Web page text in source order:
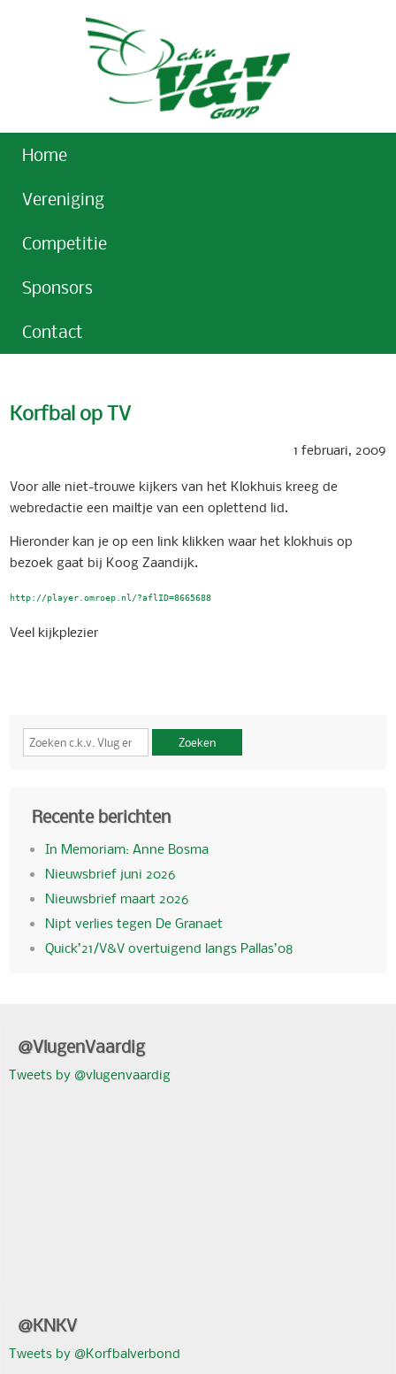
Home
Vereniging
Competitie
Sponsors
Contact
Korfbal op TV
1 februari, 2009
Voor alle niet-trouwe kijkers van het Klokhuis kreeg de
webredactie een mailtje van een oplettend lid.
Hieronder kan je op een link klikken waar het klokhuis op
bezoek gaat bij Koog Zaandijk.
http://player.omroep.nl/?aflID=8665688
Veel kijkplezier
Zoeken
Recente berichten
In Memoriam: Anne Bosma
Nieuwsbrief juni 2026
Nieuwsbrief maart 2026
Nipt verlies tegen De Granaet
Quick’21/V&V overtuigend langs Pallas’08
@VlugenVaardig
Tweets by @vlugenvaardig
@KNKV
Tweets by @Korfbalverbond